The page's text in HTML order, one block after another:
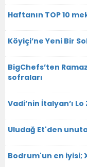
Haftanın TOP 10
Köyiçi’ne Yeni Bir
BigChefs’ten
sofraları
Vadi’nin İtalyan’ı Lo
Uludağ Et'den
Bodrum'un en iyisi;